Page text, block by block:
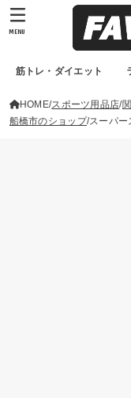
筋トレ・ダイエット
MENU
HOME スポーツ用品店
船橋市のショップ スーパー